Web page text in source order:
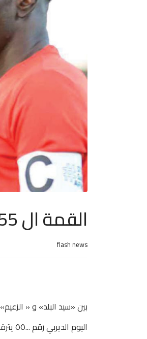
القمة ال 55 للمتاز على قنوات الأتحاد السوداني
flash news
بين «سيد البلد» و « الزعيم»
اليوم الديربي رقم...٥٥ يترقب انصار الرياضة عصر اليوم المواجهة رقم ٥٥بين قطبي الكرة السودانية الهلال والمريخ